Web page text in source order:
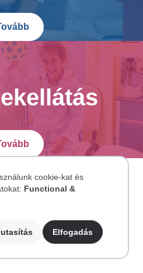
cookie-kat és
Functional &
Elfogadás